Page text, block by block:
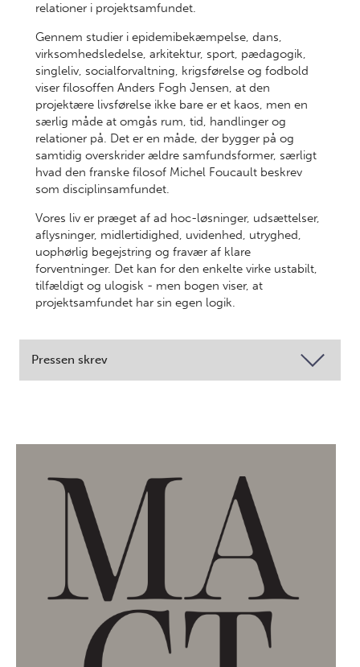
relationer i projektsamfundet.
Gennem studier i epidemibekæmpelse, dans,
virksomhedsledelse, arkitektur, sport, pædagogik,
singleliv, socialforvaltning, krigsførelse og fodbold
viser filosoffen Anders Fogh Jensen, at den
projektære livsførelse ikke bare er et kaos, men en
særlig måde at omgås rum, tid, handlinger og
relationer på. Det er en måde, der bygger på og
samtidig overskrider ældre samfundsformer, særligt
hvad den franske filosof Michel Foucault beskrev
som disciplinsamfundet.
Vores liv er præget af ad hoc-løsninger, udsættelser,
aflysninger, midlertidighed, uvidenhed, utryghed,
uophørlig begejstring og fravær af klare
forventninger. Det kan for den enkelte virke ustabilt,
tilfældigt og ulogisk - men bogen viser, at
projektsamfundet har sin egen logik.
Pressen skrev